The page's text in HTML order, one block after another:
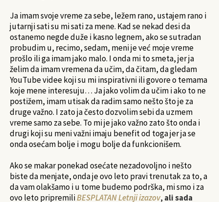
Ja imam svoje vreme za sebe, ležem rano, ustajem rano i
jutarnji sati su mi sati za mene. Kad se nekad desi da
ostanemo negde duže i kasno legnem, ako se sutradan
probudim u, recimo, sedam, meni je već moje vreme
prošlo ili ga imam jako malo. I onda mi to smeta, jer ja
želim da imam vremena da učim, da čitam, da gledam
YouTube videe koji su mi inspirativni ili govore o temama
koje mene interesuju… Ja jako volim da učim i ako to ne
postižem, imam utisak da radim samo nešto što je za
druge važno. I zato ja često dozvolim sebi da uzmem
vreme samo za sebe. To mi je jako važno zato što onda i
drugi koji su meni važni imaju benefit od toga jer ja se
onda osećam bolje i mogu bolje da funkcionišem.
Ako se makar ponekad osećate nezadovoljno i nešto
biste da menjate, onda je ovo leto pravi trenutak za to, a
da vam olakšamo i u tome budemo podrška, mi smo i za
ovo leto pripremiliBESPLATAN Letnji izazov, ali sada